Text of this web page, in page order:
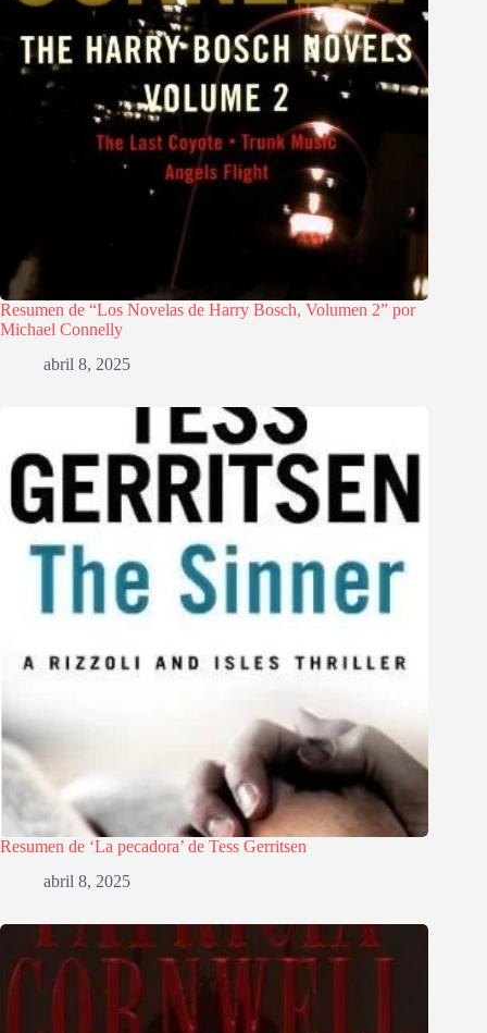
Resumen de “Los Novelas de Harry Bosch, Volumen 2” por
Michael Connelly
abril 8, 2025
Resumen de ‘La pecadora’ de Tess Gerritsen
abril 8, 2025